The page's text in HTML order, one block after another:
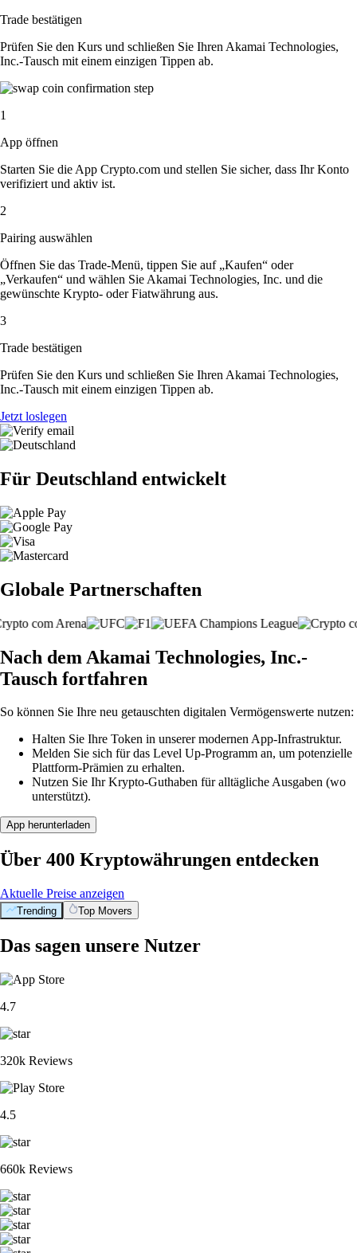
Trade bestätigen
Prüfen Sie den Kurs und schließen Sie Ihren Akamai Technologies,
Inc.-Tausch mit einem einzigen Tippen ab.
1
App öffnen
Starten Sie die App Crypto.com und stellen Sie sicher, dass Ihr Konto
verifiziert und aktiv ist.
2
Pairing auswählen
Öffnen Sie das Trade-Menü, tippen Sie auf „Kaufen“ oder
„Verkaufen“ und wählen Sie Akamai Technologies, Inc. und die
gewünschte Krypto- oder Fiatwährung aus.
3
Trade bestätigen
Prüfen Sie den Kurs und schließen Sie Ihren Akamai Technologies,
Inc.-Tausch mit einem einzigen Tippen ab.
Jetzt loslegen
Für Deutschland entwickelt
Globale Partnerschaften
Nach dem Akamai Technologies, Inc.-
Tausch fortfahren
So können Sie Ihre neu getauschten digitalen Vermögenswerte nutzen:
Halten Sie Ihre Token in unserer modernen App-Infrastruktur.
Melden Sie sich für das Level Up-Programm an, um potenzielle
Plattform-Prämien zu erhalten.
Nutzen Sie Ihr Krypto-Guthaben für alltägliche Ausgaben (wo
unterstützt).
App herunterladen
Über 400 Kryptowährungen entdecken
Aktuelle Preise anzeigen
Trending Top Movers
Das sagen unsere Nutzer
4.7
320k Reviews
4.5
660k Reviews